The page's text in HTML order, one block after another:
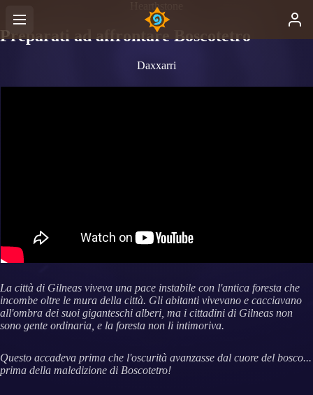
Hearthstone
Preparati ad affrontare Boscotetro
Daxxarri
La città di Gilneas viveva una pace instabile con l'antica foresta che
incombe oltre le mura della città. Gli abitanti vivevano e cacciavano
all'ombra dei suoi giganteschi alberi, ma i cittadini di Gilneas non
sono gente ordinaria, e la foresta non li intimoriva.
Questo accadeva prima che l'oscurità avanzasse dal cuore del bosco...
prima della maledizione di Boscotetro!